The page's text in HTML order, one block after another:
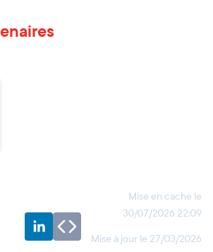
Mise en cache le
30/07/2026 22:09
Mise à jour le 27/03/2026